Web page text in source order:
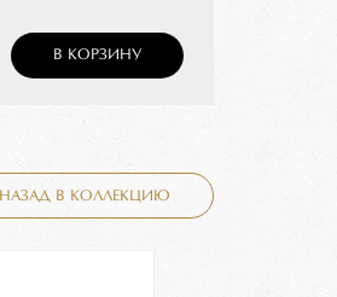
В КОРЗИНУ
НАЗАД В КОЛЛЕКЦИЮ